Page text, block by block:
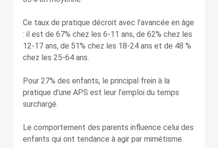
Ce taux de pratique décroit avec l’avancée en âge
: il est de 67% chez les 6-11 ans, de 62% chez les
12-17 ans, de 51% chez les 18-24 ans et de 48 %
chez les 25-64 ans.
Pour 27% des enfants, le principal frein à la
pratique d’une APS est leur l’emploi du temps
surchargé.
Le comportement des parents influence celui des
enfants qui ont tendance à agir par mimétisme.